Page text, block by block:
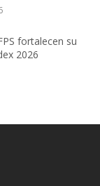
fortalecen su
2026